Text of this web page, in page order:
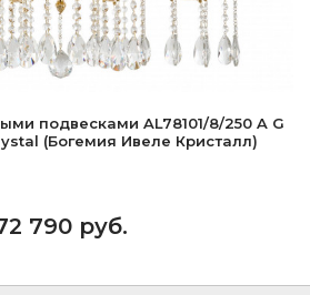
подвесками AL78101/8/250 A G
(Богемия Ивеле Кристалл)
790 руб.